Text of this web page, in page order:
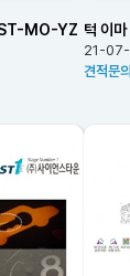
MO-YZ 턱 이
21-
견적문의